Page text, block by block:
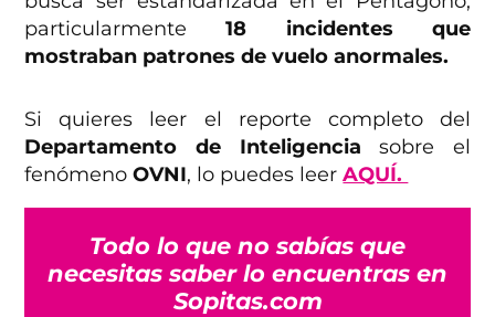
particularmente18 incidentes que
mostraban patrones de vuelo anormales.
Si quieres leer el reporte completo del
Departamento de Inteligencia sobre el
fenómenoOVNI, lo puedes leerAQUÍ.
Todo lo que no sabías que
necesitas saber lo encuentras en
Sopitas.com